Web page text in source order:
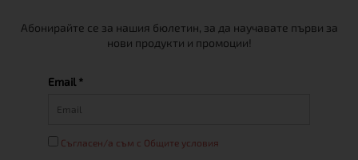
Абонирайте се за нашия бюлетин, за да научавате първи за
нови продукти и промоции!
Email *
Съгласен/а съм с Общите условия